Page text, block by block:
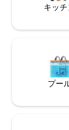
キッ
プー